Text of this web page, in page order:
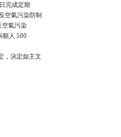
完成定期
空氣污染防制
空氣污染
願人 500
，決定如主文